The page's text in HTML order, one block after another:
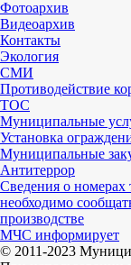
Фотоархив
Видеоархив
Контакты
Экология
СМИ
Противодействие
ТОС
Муниципальные
Установка
Муниципальные
Антитеррор
Сведения о номерах
необходимо
производстве
МЧС информирует
© 2011-2023